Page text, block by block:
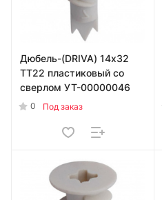
Дюбель-(DRIVA) 14х32
TT22 пластиковый со
сверлом УТ-00000046
0 Под заказ